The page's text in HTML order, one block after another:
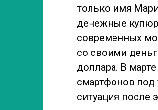
только имя
денежные
современных
со своими
доллара. В
смартфонов под
ситуация после